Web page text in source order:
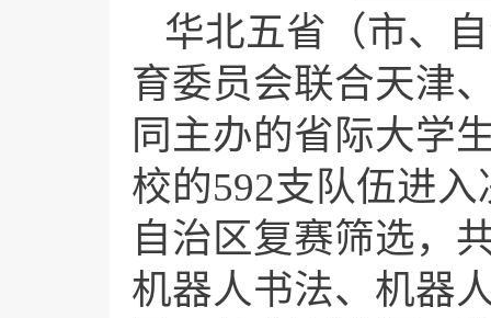
华北五省（市、
育委员会联合天津
同主办的省际大学
校的592支队伍进
自治区复赛筛选，
机器人书法、机器